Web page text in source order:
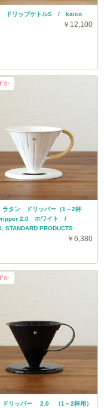
ドリップケトルS / kaico
￥12,100
タン ドリッパー（1～2杯
2.0 ホワイト /
STANDARD PRODUCTS
￥6,380
か
リッパー 2.0 （1～2杯用）
か